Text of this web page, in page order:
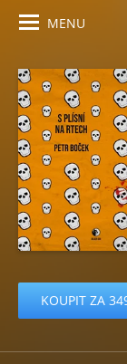
MENU
KOUPIT ZA